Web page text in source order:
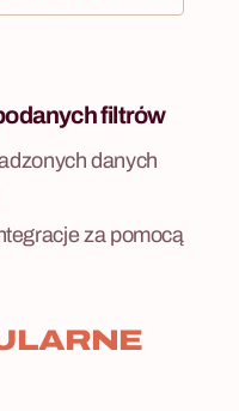
filtrów
danych
za pomocą